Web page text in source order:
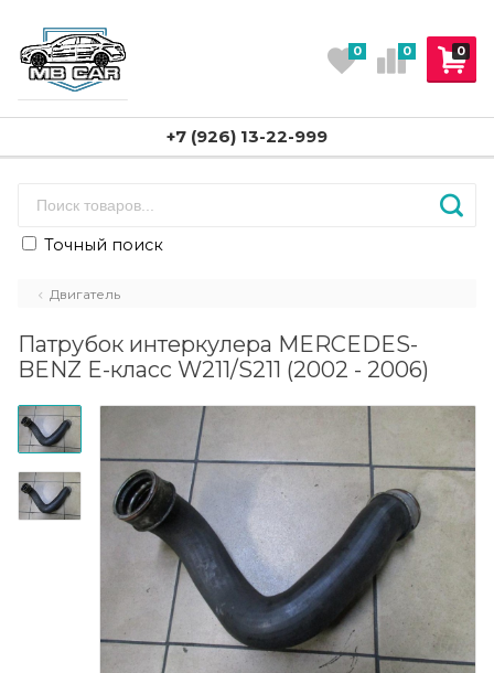
0
0 0
+7 (926) 13-22-999
Точный поиск
Двигатель
Патрубок интеркулера MERCEDES-
BENZ E-класс W211/S211 (2002 - 2006)